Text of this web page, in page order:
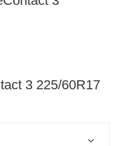
3 225/60R17